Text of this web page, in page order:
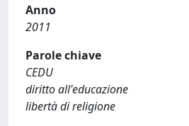
Anno
2011
Parole chiave
CEDU
diritto all'educazione
libertà di religione